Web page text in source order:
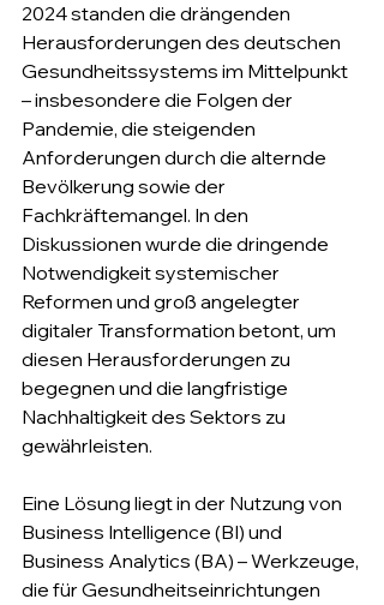
2024 standen die drängenden
Herausforderungen des deutschen
Gesundheitssystems im Mittelpunkt
– insbesondere die Folgen der
Pandemie, die steigenden
Anforderungen durch die alternde
Bevölkerung sowie der
Fachkräftemangel. In den
Diskussionen wurde die dringende
Notwendigkeit systemischer
Reformen und groß angelegter
digitaler Transformation betont, um
diesen Herausforderungen zu
begegnen und die langfristige
Nachhaltigkeit des Sektors zu
gewährleisten.
Eine Lösung liegt in der Nutzung von
Business Intelligence (BI) und
Business Analytics (BA) – Werkzeuge,
die für Gesundheitseinrichtungen